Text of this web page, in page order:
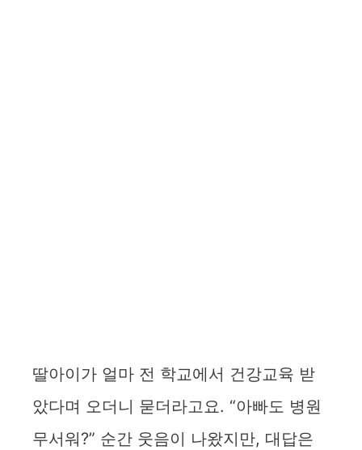
딸아이가 얼마 전 학교에서 건강교육 받
았다며 오더니 묻더라고요. “아빠도 병원
무서워?” 순간 웃음이 나왔지만, 대답은